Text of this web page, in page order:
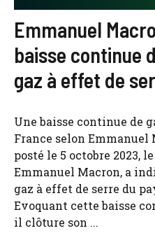
Emmanuel
baisse continue
gaz à effet de
Une baisse continue de
France selon Emmanuel
posté le 5 octobre 2023,
Emmanuel Macron, a
gaz à effet de serre du
Evoquant cette baisse
il clôture son ...